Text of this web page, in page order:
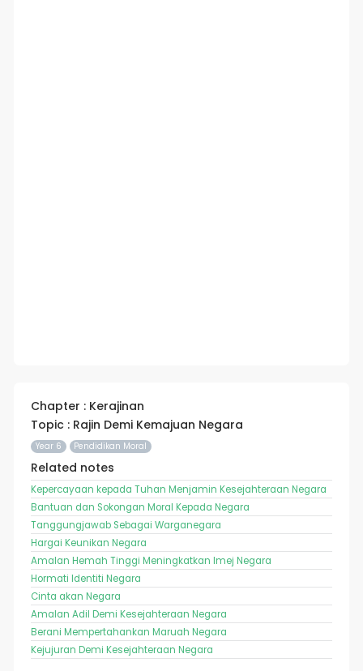
Chapter : Kerajinan
Topic : Rajin Demi Kemajuan Negara
Year 6 Pendidikan Moral
Related notes
Kepercayaan kepada Tuhan Menjamin Kesejahteraan Negara
Bantuan dan Sokongan Moral Kepada Negara
Tanggungjawab Sebagai Warganegara
Hargai Keunikan Negara
Amalan Hemah Tinggi Meningkatkan Imej Negara
Hormati Identiti Negara
Cinta akan Negara
Amalan Adil Demi Kesejahteraan Negara
Berani Mempertahankan Maruah Negara
Kejujuran Demi Kesejahteraan Negara